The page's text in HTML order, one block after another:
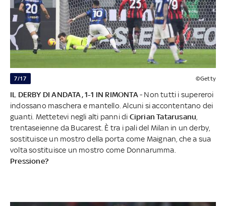
7/17 ©Getty
IL DERBY DI ANDATA, 1-1 IN RIMONTA - Non tutti i supereroi
indossano maschera e mantello. Alcuni si accontentano dei
guanti. Mettetevi negli alti panni di Ciprian Tatarusanu
trentaseienne da Bucarest. È tra i pali del Milan in un derby,
sostituisce un mostro della porta come Maignan, che a sua
volta sostituisce un mostro come Donnarumma.
Pressione?